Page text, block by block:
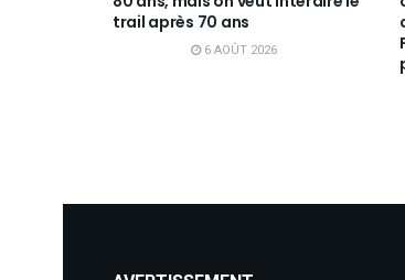
trail après 70 ans
6 AOÛT 2026